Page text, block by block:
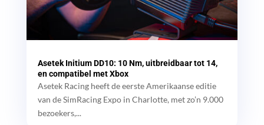
Asetek Initium DD10: 10 Nm, uitbreidbaar tot 14,
en compatibel met Xbox
Asetek Racing heeft de eerste Amerikaanse editie
van de SimRacing Expo in Charlotte, met zo’n 9.000
bezoekers,...